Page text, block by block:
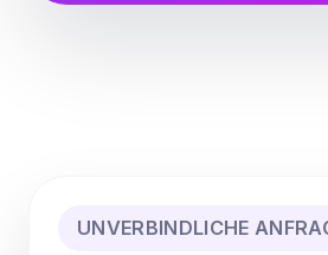
UNVERBINDLICHE